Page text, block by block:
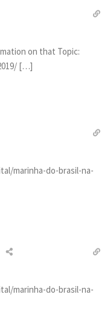
on that Topic:
[…]
marinha-do-brasil-na-
marinha-do-brasil-na-